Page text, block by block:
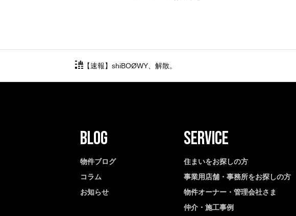
【速報】shiBOØWY、解散。
物件ブログ
コラム
お知らせ
住まいをお探しの方
事業用店舗・事務所をお探しの方
物件オーナー・管理会社さま
仲介・施工事例